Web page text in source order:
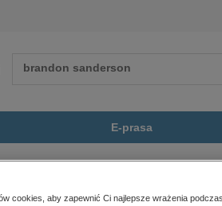
E-prasa
społeczno-informacyjne
cookies, aby zapewnić Ci najlepsze wrażenia